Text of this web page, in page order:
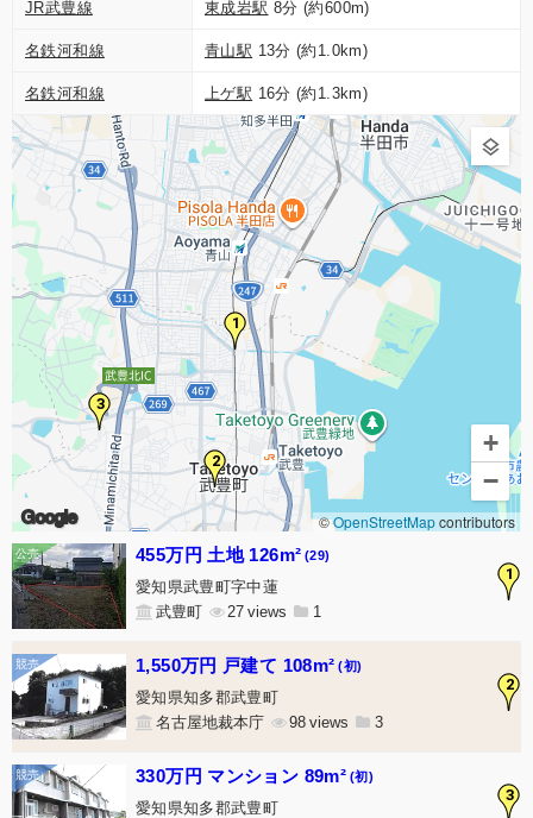
JR武豊線 東成岩駅 8分 (約600m)
名鉄河和線 青山駅 13分 (約1.0km)
名鉄河和線 上ゲ駅 16分 (約1.3km)
1
2
3
Google
+
−
©OpenStreetMapcontributors
1
455万円 土地 126m² (29)
愛知県武豊町字中蓮
武豊町
27 1
2
1,550万円 戸建て 108m² (初)
愛知県知多郡武豊町
名古屋地裁本庁
98 3
3
330万円 マンション 89m² (初)
愛知県知多郡武豊町